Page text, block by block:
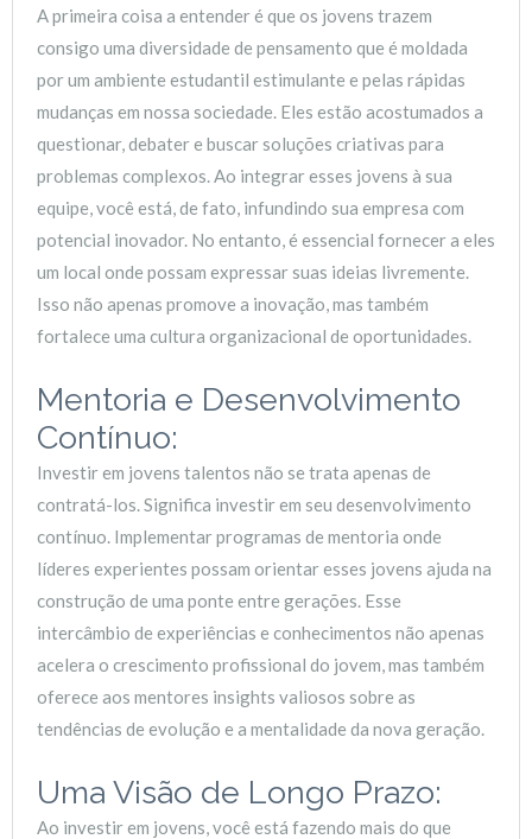
A primeira coisa a entender é que os jovens trazem
consigo uma diversidade de pensamento que é moldada
por um ambiente estudantil estimulante e pelas rápidas
mudanças em nossa sociedade. Eles estão acostumados a
questionar, debater e buscar soluções criativas para
problemas complexos. Ao integrar esses jovens à sua
equipe, você está, de fato, infundindo sua empresa com
potencial inovador. No entanto, é essencial fornecer a eles
um local onde possam expressar suas ideias livremente.
Isso não apenas promove a inovação, mas também
fortalece uma cultura organizacional de oportunidades.
Mentoria e Desenvolvimento
Contínuo:
Investir em jovens talentos não se trata apenas de
contratá-los. Significa investir em seu desenvolvimento
contínuo. Implementar programas de mentoria onde
líderes experientes possam orientar esses jovens ajuda na
construção de uma ponte entre gerações. Esse
intercâmbio de experiências e conhecimentos não apenas
acelera o crescimento profissional do jovem, mas também
oferece aos mentores insights valiosos sobre as
tendências de evolução e a mentalidade da nova geração.
Uma Visão de Longo Prazo:
Ao investir em jovens, você está fazendo mais do que